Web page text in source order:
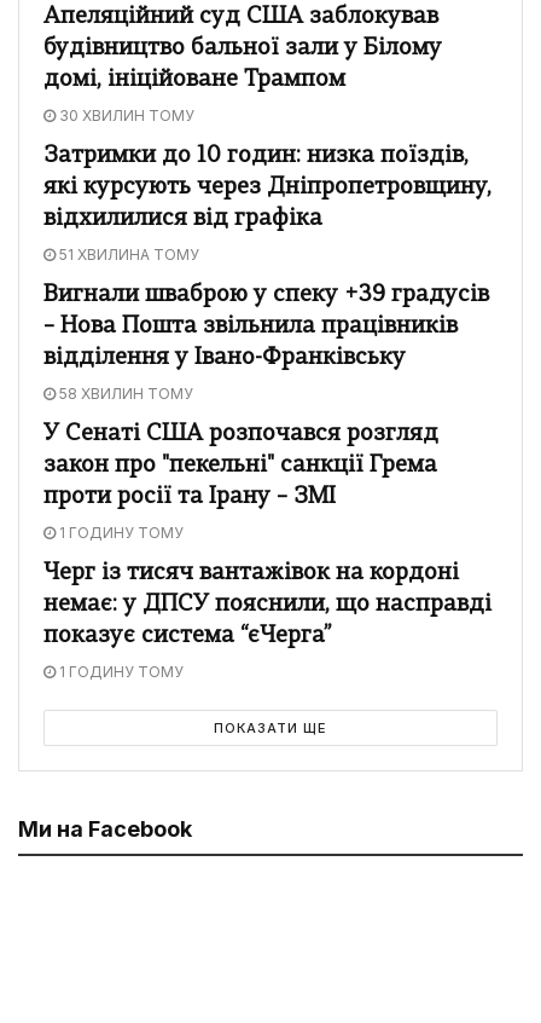
Апеляційний суд США заблокував
будівництво бальної зали у Білому
домі, ініційоване Трампом
30 ХВИЛИН ТОМУ
Затримки до 10 годин: низка поїздів,
які курсують через Дніпропетровщину,
відхилилися від графіка
51 ХВИЛИНА ТОМУ
Вигнали шваброю у спеку +39 градусів
– Нова Пошта звільнила працівників
відділення у Івано-Франківську
58 ХВИЛИН ТОМУ
У Сенаті США розпочався розгляд
закон про "пекельні" санкції Грема
проти росії та Ірану – ЗМІ
1 ГОДИНУ ТОМУ
Черг із тисяч вантажівок на кордоні
немає: у ДПСУ пояснили, що насправді
показує система “єЧерга”
1 ГОДИНУ ТОМУ
ПОКАЗАТИ ЩЕ
Ми на Facebook